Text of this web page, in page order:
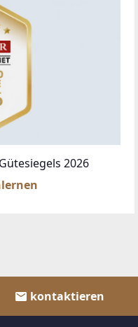
2026
kontaktieren